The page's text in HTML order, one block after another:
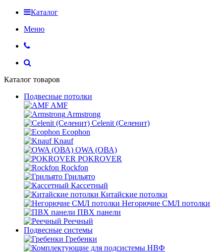
Каталог
Меню
Каталог товаров
Подвесные потолки
AMF
Armstrong
Celenit (Селенит)
Ecophon
Knauf
OWA (ОВА)
POKROVER
Rockfon
Грильято
Кассетный
Китайские потолки
Негорючие СМЛ потолки
ПВХ панели
Реечный
Подвесные системы
Гребенки